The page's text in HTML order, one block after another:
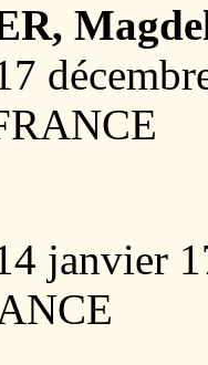
janvier